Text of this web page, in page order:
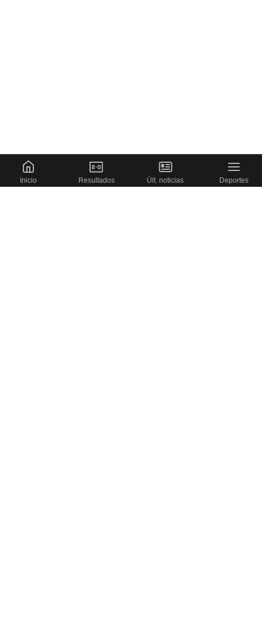
Inicio Resultados Últ. noticias Deportes